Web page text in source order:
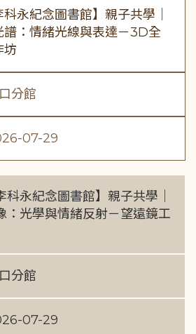
科永紀念圖書館】親子共學｜
譜：情緒光線與表達－3D全
坊
分館
07-29
科永紀念圖書館】親子共學｜
：光學與情緒反射－望遠鏡工
分館
07-29